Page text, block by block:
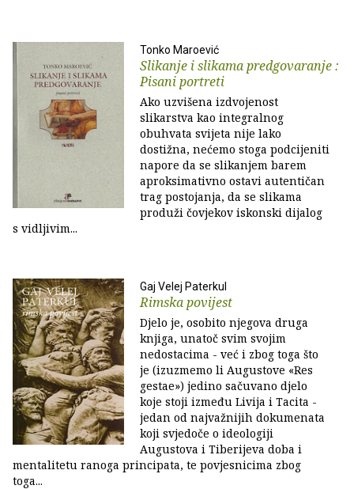
Tonko Maroević
Slikanje i slikama predgovaranje :
Pisani portreti
Ako uzvišena izdvojenost
slikarstva kao integralnog
obuhvata svijeta nije lako
dostižna, nećemo stoga podcijeniti
napore da se slikanjem barem
aproksimativno ostavi autentičan
trag postojanja, da se slikama
produži čovjekov iskonski dijalog
s vidljivim...
Gaj Velej Paterkul
Rimska povijest
Djelo je, osobito njegova druga
knjiga, unatoč svim svojim
nedostacima - već i zbog toga što
je (izuzmemo li Augustove «Res
gestae») jedino sačuvano djelo
koje stoji između Livija i Tacita -
jedan od najvažnijih dokumenata
koji svjedoče o ideologiji
Augustova i Tiberijeva doba i
mentalitetu ranoga principata, te povjesnicima zbog
toga...